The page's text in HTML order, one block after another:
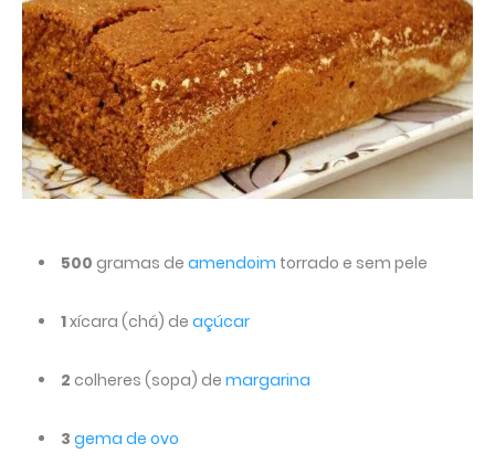
500 gramas de amendoim torrado e sem pele
1xícara (chá) de açúcar
2 colheres (sopa) de margarina
3 gema de ovo